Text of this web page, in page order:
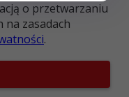
o przetwarzaniu
na zasadach
.